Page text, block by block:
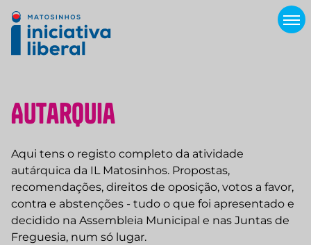
Autarquia
Aqui tens o registo completo da atividade
autárquica da IL Matosinhos. Propostas,
recomendações, direitos de oposição, votos a favor,
contra e abstenções - tudo o que foi apresentado e
decidido na Assembleia Municipal e nas Juntas de
Freguesia, num só lugar.